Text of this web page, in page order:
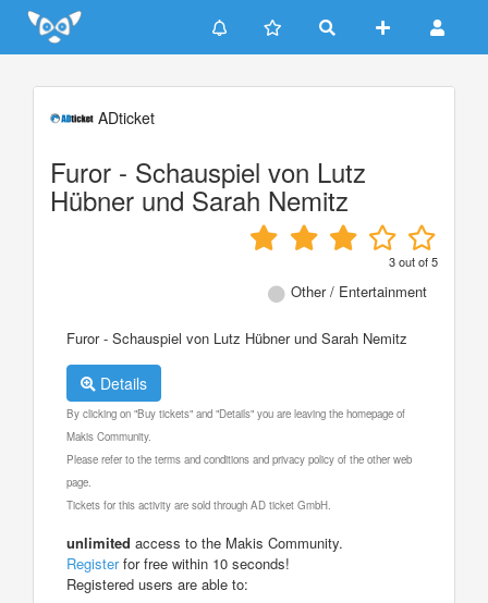
Update cookies preferences
ADticket
Furor - Schauspiel von Lutz
Hübner und Sarah Nemitz
3out of5
Other / Entertainment
Furor - Schauspiel von Lutz Hübner und Sarah Nemitz
Details
By clicking on "Buy tickets" and "Details" you are leaving the homepage of
Makis Community.
Please refer to the terms and conditions and privacy policy of the other web
page.
Tickets for this activity are sold through AD ticket GmbH.
unlimited access to the Makis Community.
Registerfor free within 10 seconds!
Registered users are able to: